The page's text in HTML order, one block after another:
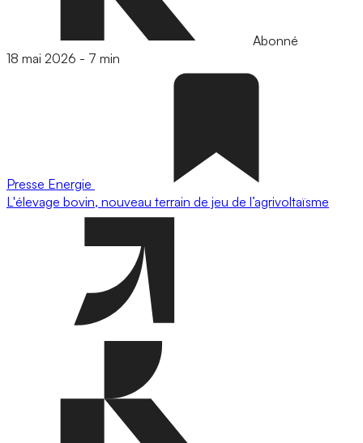
Abonné
18 mai 2026 - 7 min
Presse Energie
L'élevage bovin, nouveau terrain de jeu de l’agrivoltaïsme